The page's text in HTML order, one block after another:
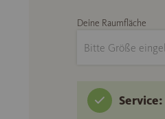
Deine Raumfläche
Service: